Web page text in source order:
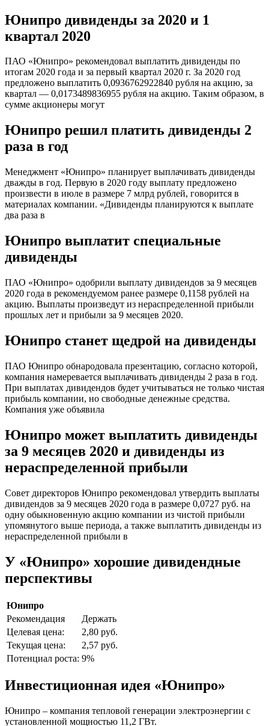
Юнипро дивиденды за 2020 и 1
квартал 2020
ПАО «Юнипро» рекомендовал выплатить дивиденды по
итогам 2020 года и за первый квартал 2020 г. За 2020 год
предложено выплатить 0,0936762922840 рубля на акцию, за
квартал — 0,0173489836955 рубля на акцию. Таким образом, в
сумме акционеры могут
Юнипро решил платить дивиденды 2
раза в год
Менеджмент «Юнипро» планирует выплачивать дивиденды
дважды в год. Первую в 2020 году выплату предложено
произвести в июле в размере 7 млрд рублей, говорится в
материалах компании. «Дивиденды планируются к выплате
два раза в
Юнипро выплатит специальные
дивиденды
ПАО «Юнипро» одобрили выплату дивидендов за 9 месяцев
2020 года в рекомендуемом ранее размере 0,1158 рублей на
акцию. Выплаты произведут из нераспределенной прибыли
прошлых лет и прибыли за 9 месяцев 2020.
Юнипро станет щедрой на дивиденды
ПАО Юнипро обнародовала презентацию, согласно которой,
компания намеревается выплачивать дивиденды 2 раза в год.
При выплатах дивидендов будет учитываться не только чистая
прибыль компании, но свободные денежные средства.
Компания уже объявила
Юнипро может выплатить дивиденды
за 9 месяцев 2020 и дивиденды из
нераспределенной прибыли
Совет директоров Юнипро рекомендовал утвердить выплаты
дивидендов за 9 месяцев 2020 года в размере 0,0727 руб. на
одну обыкновенную акцию компании из чистой прибыли
упомянутого выше периода, а также выплатить дивиденды из
нераспределенной прибыли в
У «Юнипро» хорошие дивидендные
перспективы
Юнипро
Рекомендация
Держать
Целевая цена:
2,80 руб.
Текущая цена:
2,57 руб.
Потенциал роста: 9%
Инвестиционная идея «Юнипро»
Юнипро – компания тепловой генерации электроэнергии с
установленной мощностью 11,2 ГВт.